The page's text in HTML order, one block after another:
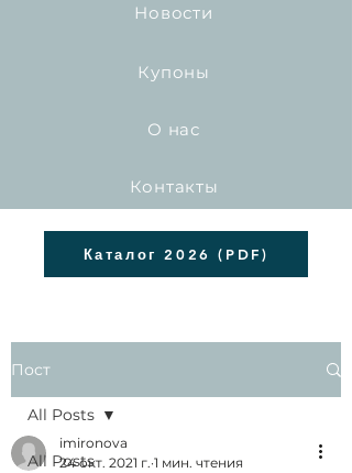
Новости
Купоны
О нас
Контакты
Каталог 2026 (PDF)
Пост
All Posts
All Posts
imironova
24 окт. 2021 г. 1 мин. чтения